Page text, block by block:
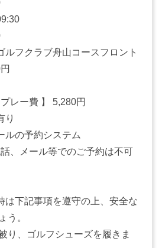
ルフクラブ舟山コースフロント
レー費 】 5,280円
り
ルの予約システム
話、メール等でのご予約は不可
は下記事項を遵守の上、安全な
う。
り、ゴルフシューズを履きま